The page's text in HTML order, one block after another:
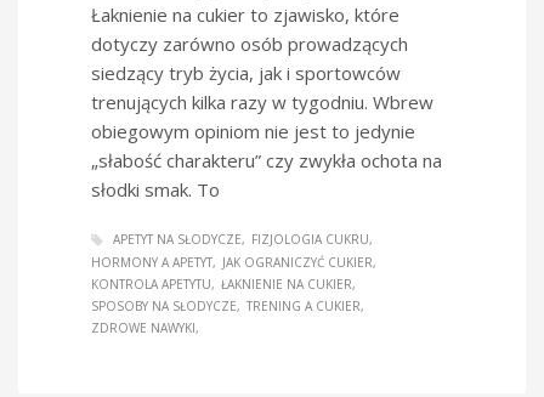
Łaknienie na cukier to zjawisko, które
dotyczy zarówno osób prowadzących
siedzący tryb życia, jak i sportowców
trenujących kilka razy w tygodniu. Wbrew
obiegowym opiniom nie jest to jedynie
„słabość charakteru” czy zwykła ochota na
słodki smak. To
APETYT NA SŁODYCZE
FIZJOLOGIA CUKRU
HORMONY A APETYT
JAK OGRANICZYĆ CUKIER
KONTROLA APETYTU
ŁAKNIENIE NA CUKIER
SPOSOBY NA SŁODYCZE
TRENING A CUKIER
ZDROWE NAWYKI